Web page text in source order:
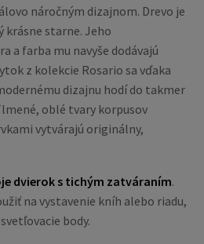
náročným dizajnom. Drevo je
starne. Jeho
a farba mu navyše dodávajú
z kolekcie Rosario sa vďaka
dizajnu hodí do takmer
oblé tvary korpusov
vytvárajú originálny,
dvierok s tichým zatváraním.
na vystavenie kníh alebo riadu,
body.